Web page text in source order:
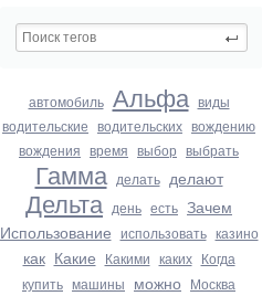
автомобиль Альфа виды
водительские водительских вождению
вождения время выбор выбрать
Гамма делать делают
Дельта день есть Зачем
Использование использовать казино
как Какие Какими каких Когда
купить машины можно Москва